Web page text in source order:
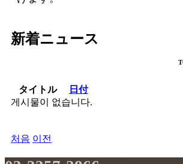
イ
ン
Google
ゲ
新着ニュース
タイトル
日付
게시물이 없습니다.
처음 이전